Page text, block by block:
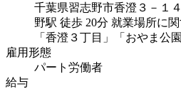
千葉県習志野市香澄３－１４
野駅 徒歩 20分 就業場所に
「香澄３丁目」「おやま
雇用形態
パート労働者
給与